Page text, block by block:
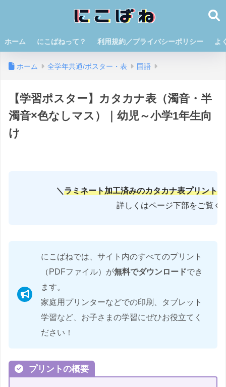
ホーム にこばねって？ 利用規約／プライバシーポリシー よ
ホーム 全学年共通/ポスター・表 国語
【学習ポスター】カタカナ表（濁音・半
濁音×色なしマス）｜幼児～小学1年生向
け
ラミネート加工済みのカタカナ表プリントはメルカ
詳しくはページ下部をご覧ください！
にこばねでは、サイト内のすべてのプリント
（PDFファイル）が無料でダウンロードでき
ます。
家庭用プリンターなどでの印刷、タブレット
学習など、お子さまの学習にぜひお役立てく
ださい！
プリントの概要